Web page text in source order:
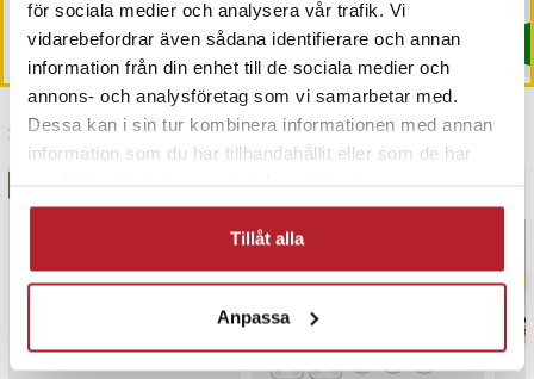
för sociala medier och analysera vår trafik. Vi
vidarebefordrar även sådana identifierare och annan
information från din enhet till de sociala medier och
annons- och analysföretag som vi samarbetar med.
Dessa kan i sin tur kombinera informationen med annan
information som du har tillhandahållit eller som de har
Tillåt alla
Anpassa
Köp
Köp
Senast besökta